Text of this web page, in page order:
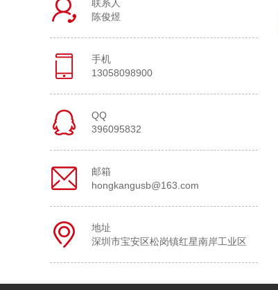
联系人
陈俊煜
手机
13058098900
QQ
396095832
邮箱
hongkangusb@163.com
地址
深圳市宝安区松岗镇红星南岸工业区